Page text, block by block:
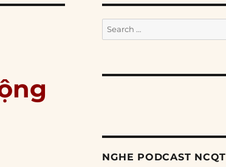
Search
for:
NGHE PODCAST NCQT